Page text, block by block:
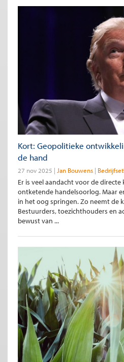
Kort: Geopolitieke
de hand
27 nov 2025 Jan Bouwens
Er is veel aandacht voor de
ontketende handelsoorlog. Maar
in het oog springen. Zo neemt de
Bestuurders, toezichthouders en
bewust van ...